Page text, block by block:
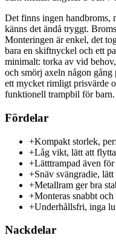
Det finns ingen handbroms,
känns det ändå tryggt.
Monteringen är enkel, det
bara en skiftnyckel och ett
minimalt: torka av vid
och smörj axeln någon gång
ett mycket rimligt prisvärde
funktionell trampbil för barn.
Fördelar
+Kompakt storlek,
+Låg vikt, lätt att
+Lätttrampad även
+Snäv svängradie, lätt
+Metallram ger bra
+Monteras snabbt och
+Underhållsfri, inga
Nackdelar